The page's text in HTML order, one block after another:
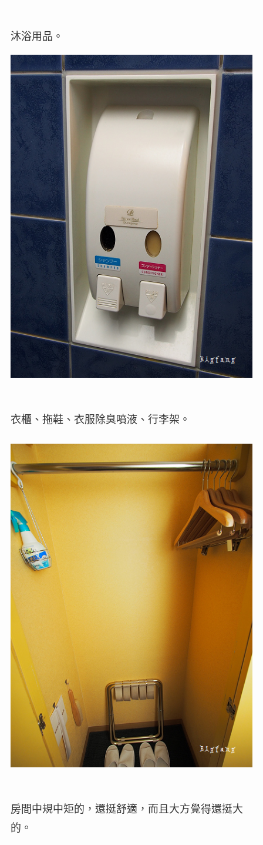
沐浴用品。
衣櫃、拖鞋、衣服除臭噴液、行李架。
房間中規中矩的，還挺舒適，而且大方覺得還挺大
的。